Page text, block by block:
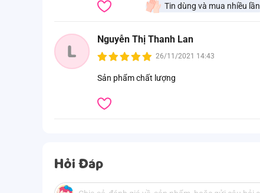
Tin dùng và mua nhiều lần
L
Nguyễn Thị Thanh Lan
26/11/2021 14:43
Sản phẩm chất lượng
Hỏi Đáp